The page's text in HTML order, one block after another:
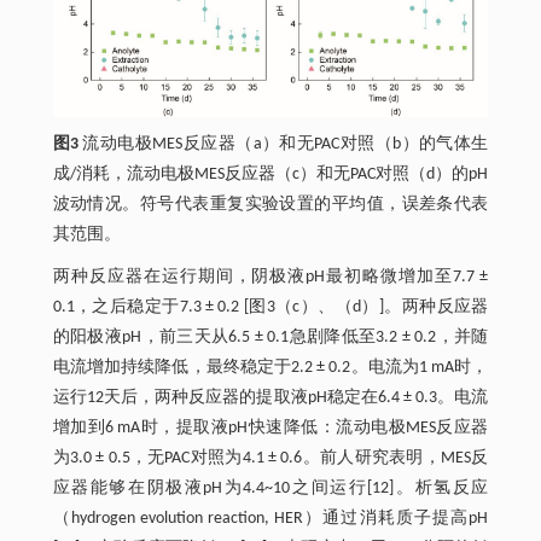
图3 流动电极MES反应器（a）和无PAC对照（b）的气体生
成/消耗，流动电极MES反应器（c）和无PAC对照（d）的pH
波动情况。符号代表重复实验设置的平均值，误差条代表
其范围。
两种反应器在运行期间，阴极液pH最初略微增加至7.7 ±
0.1，之后稳定于7.3 ± 0.2 [图3（c）、（d）]。两种反应器
的阳极液pH，前三天从6.5 ± 0.1急剧降低至3.2 ± 0.2，并随
电流增加持续降低，最终稳定于2.2 ± 0.2。电流为1 mA时，
运行12天后，两种反应器的提取液pH稳定在6.4 ± 0.3。电流
增加到6 mA时，提取液pH快速降低：流动电极MES反应器
为3.0 ± 0.5，无PAC对照为4.1 ± 0.6。前人研究表明，MES反
应器能够在阴极液pH为4.4~10之间运行[12]。析氢反应
（hydrogen evolution reaction, HER）通过消耗质子提高pH